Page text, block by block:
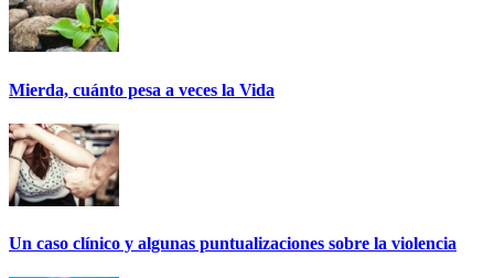
Mierda, cuánto pesa a veces la Vida
Un caso clínico y algunas puntualizaciones sobre la violencia